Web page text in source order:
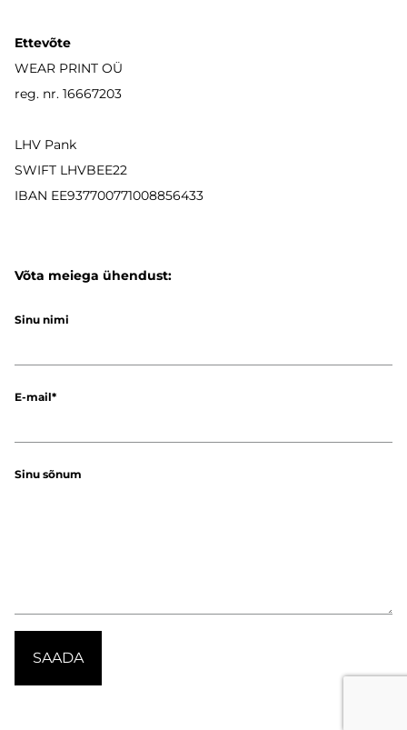
Ettevõte
WEAR PRINT OÜ
reg. nr. 16667203
LHV Pank
SWIFT LHVBEE22
IBAN EE937700771008856433
Võta meiega ühendust:
Sinu nimi
E-mail
Sinu sõnum